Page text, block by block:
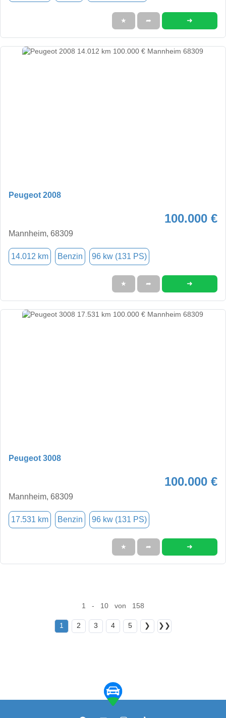
★ ➦ ➜
Peugeot 2008
100.000 €
Mannheim, 68309
14.012 km Benzin 96 kw (131 PS)
★ ➦ ➜
Peugeot 3008
100.000 €
Mannheim, 68309
17.531 km Benzin 96 kw (131 PS)
★ ➦ ➜
1 - 10 von 158
1 2 3 4 5 ❯ ❯❯